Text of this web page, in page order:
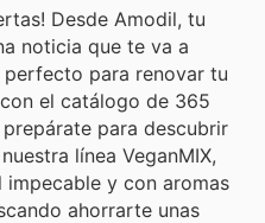
Desde Amodil, tu
noticia que te va a
para renovar tu
el catálogo de 365
prepárate para descubrir
línea VeganMIX,
y con aromas
ahorrarte unas